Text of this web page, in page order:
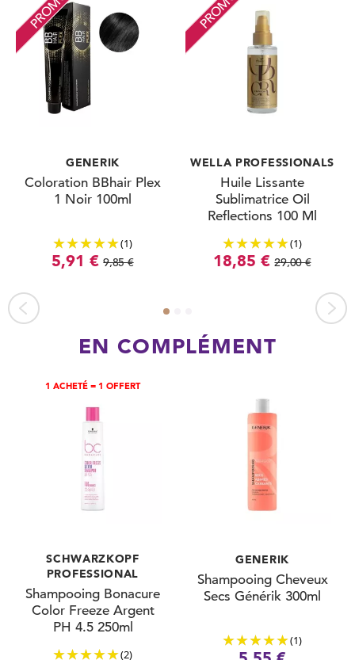
PROMO
GENERIK
Coloration BBhair Plex
1 Noir 100ml
(1)
5,91 € 9,85 €
PROMO
WELLA PROFESSIONALS
Huile Lissante
Sublimatrice Oil
Reflections 100 Ml
(1)
18,85 € 29,00 €
EN COMPLÉMENT
1 ACHETÉ = 1 OFFERT
SCHWARZKOPF
PROFESSIONAL
Shampooing Bonacure
Color Freeze Argent
PH 4.5 250ml
(2)
GENERIK
Shampooing Cheveux
Secs Générik 300ml
(1)